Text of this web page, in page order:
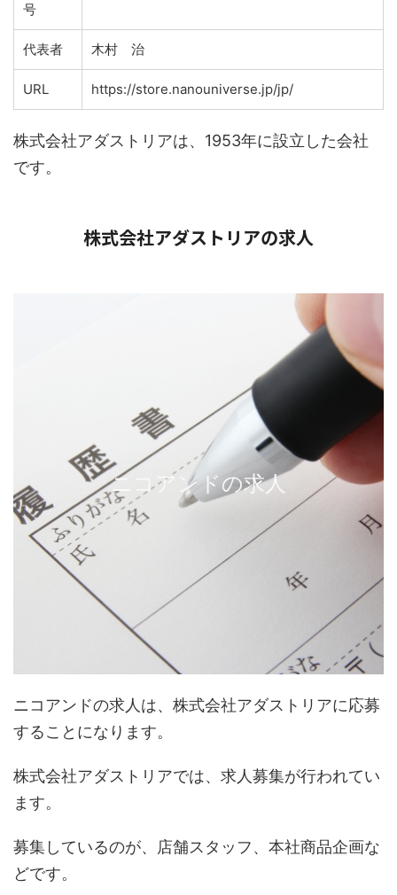
号
代表者 木村 治
URL https://store.nanouniverse.jp/jp/
株式会社アダストリアは、1953年に設立した会社
です。
株式会社アダストリアの求人
ニコアンドの求人
ニコアンドの求人は、株式会社アダストリアに応募
することになります。
株式会社アダストリアでは、求人募集が行われてい
ます。
募集しているのが、店舗スタッフ、本社商品企画な
どです。